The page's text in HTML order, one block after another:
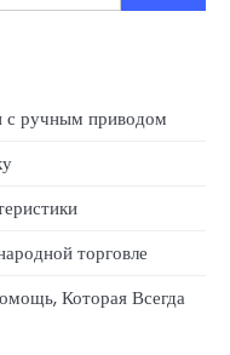
с ручным приводом
торговле
Которая Всегда